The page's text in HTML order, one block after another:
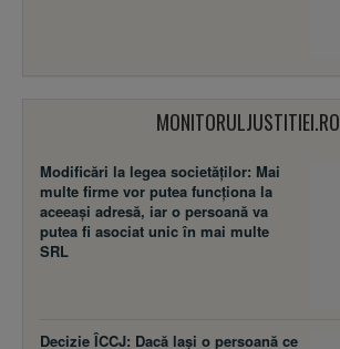
MONITORULJUSTITIEI.RO
Modificări la legea societăţilor: Mai
multe firme vor putea funcţiona la
aceeaşi adresă, iar o persoană va
putea fi asociat unic în mai multe
SRL
Decizie ÎCCJ: Dacă laşi o persoană ce